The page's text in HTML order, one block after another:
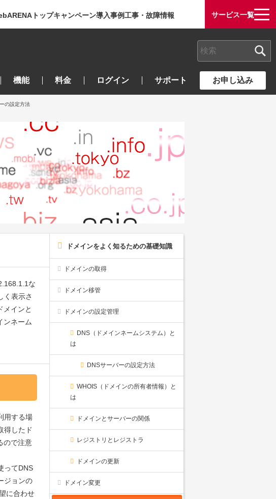
トップキャンペーン導入事例工事・故障情報 サービス一覧
検索キーワード入力
機能 料金 ログイン サポート お申し込み
の設定方法
な
く表示さ
メインと
ンネーム
用する場
得したド
ので注意
ってDNS
ジョンの
に合わせ
ドメインをよく知るための基礎知識
ドメインの取得
ドメイン移管
ドメインの設定管理
DNS（ドメインネームシステム）と
は
DNSサーバーの設定方法
WHOIS（ドメインの所有者情報）と
は
ドメインとサーバーの関係
レジストリとレジストラ
ドメインの更新
ドメイン変更